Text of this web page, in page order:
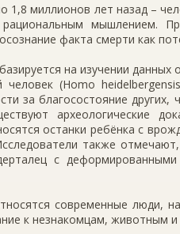
1,8 миллионов лет назад –
мышлением.
факта смерти как
на изучении
человек (Homo
за благосостояние
археологические
останки ребёнка с
также
с
современные люди,
к незнакомцам, животным